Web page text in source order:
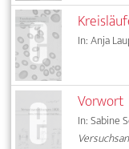
In: Anja
Vorwort
In: Sabine